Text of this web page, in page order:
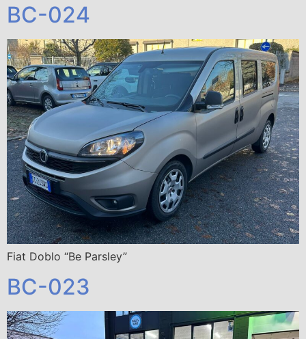
BC-024
Fiat Doblo “Be Parsley”
BC-023